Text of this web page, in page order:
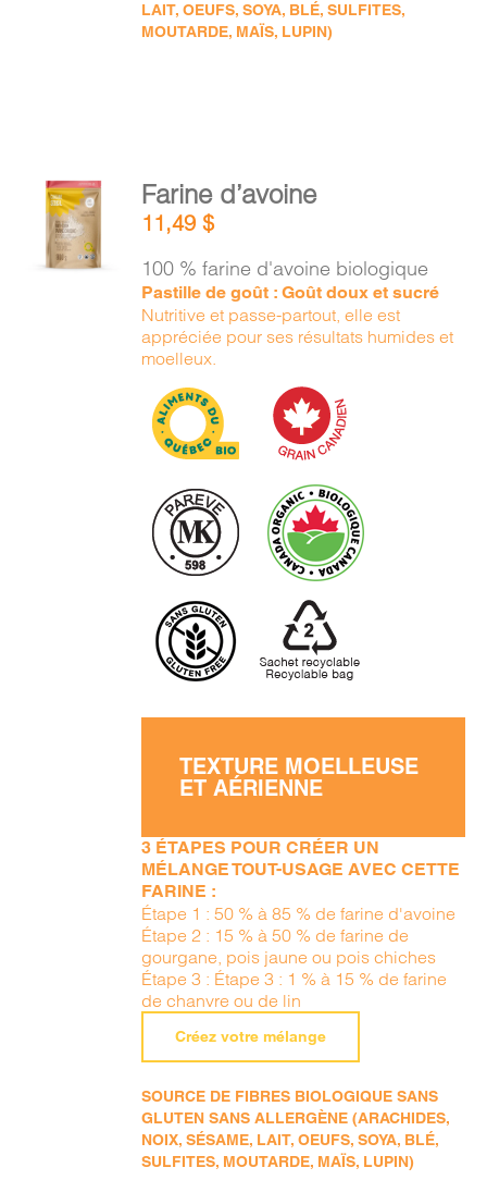
LAIT, OEUFS, SOYA, BLÉ, SULFITES,
MOUTARDE, MAÏS, LUPIN)
AJOUTER
AU
PANIER
DÉTAILS
Farine d’avoine
11,49$
100 % farine d'avoine biologique
Pastille de goût : Goût doux et sucré
Nutritive et passe-partout, elle est
appréciée pour ses résultats humides et
moelleux.
TEXTURE MOELLEUSE
ET AÉRIENNE
3 ÉTAPES POUR CRÉER UN
MÉLANGE TOUT-USAGE AVEC CETTE
FARINE :
Étape 1 : 50 % à 85 % de farine d'avoine
Étape 2 : 15 % à 50 % de farine de
gourgane, pois jaune ou pois chiches
Étape 3 : Étape 3 : 1 % à 15 % de farine
de chanvre ou de lin
Créez votre mélange
SOURCE DE FIBRES BIOLOGIQUE SANS
GLUTEN SANS ALLERGÈNE (ARACHIDES,
NOIX, SÉSAME, LAIT, OEUFS, SOYA, BLÉ,
SULFITES, MOUTARDE, MAÏS, LUPIN)